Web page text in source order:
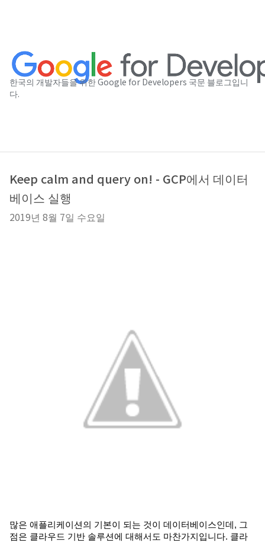
한국의 개발자들을 위한 Google for Developers 국문 블로그입니
다.
Keep calm and query on! - GCP에서 데이터
베이스 실행
2019년 8월 7일 수요일
많은 애플리케이션의 기본이 되는 것이 데이터베이스인데, 그
점은 클라우드 기반 솔루션에 대해서도 마찬가지입니다. 클라